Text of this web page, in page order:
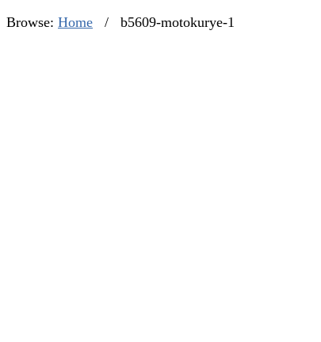
Browse: Home / b5609-motokurye-1